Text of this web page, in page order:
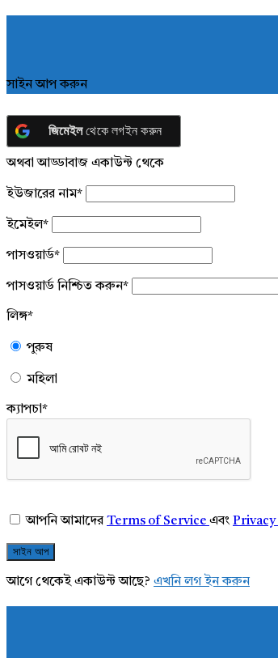
সাইন আপ করুন
জিমেইলথেকে লগইন করুন
অথবা আড্ডাবাজ একাউন্ট থেকে
ইউজারের নাম*
ইমেইল*
পাসওয়ার্ড*
পাসওয়ার্ড নিশ্চিত করুন*
লিঙ্গ*
পুরুষ
মহিলা
ক্যাপচা*
আপনি আমাদেরTerms of Service এবং
আগে থেকেই একাউন্ট আছে? এখনি লগ ইন করুন